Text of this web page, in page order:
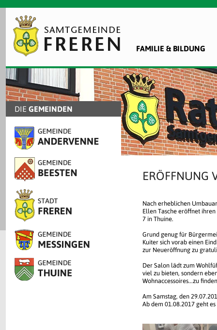
FAMILIE & BILDUNG
DIE GEMEINDEN
ERÖFFNUNG
Nach erheblichen
Ellen Tasche eröffnet
7 in Thuine.
Grund genug für
Kuiter sich vorab einen
zur Neueröffnung zu
Der Salon lädt zum
viel zu bieten, sondern
Wohnaccessoires...zu
Am Samstag, den
Ab dem 01.08.2017 geht